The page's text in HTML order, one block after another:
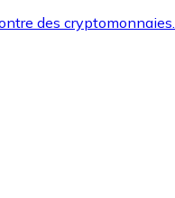
des cryptomonnaies.